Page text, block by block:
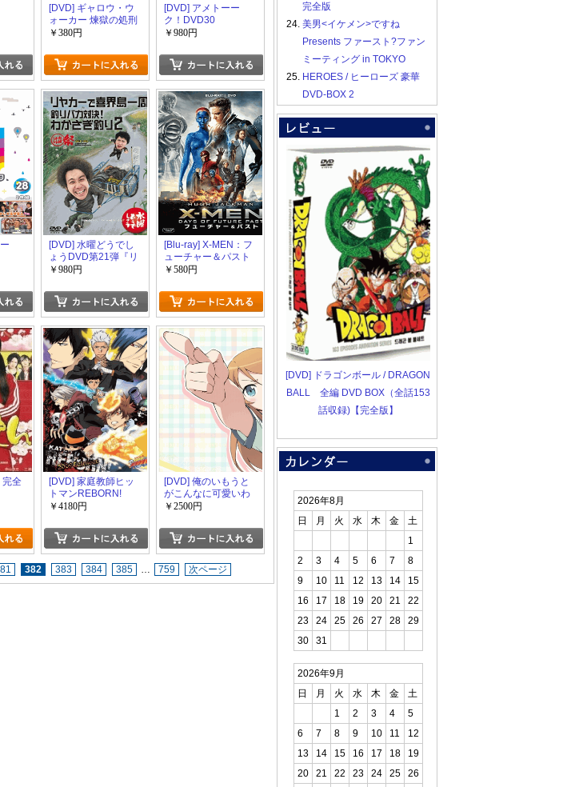
[DVD] ギャロウ・ウ
ォーカー 煉獄の処刑
人
￥380円
[DVD] アメトーー
ク！DVD30
￥980円
[DVD] 水曜どうでし
ょうDVD第21弾『リ
ヤカーで喜界島一周
かさぎ釣り2／水曜ど
うでしょう祭
UNITE2013』
￥980円
[Blu-ray] X-MEN：フ
ューチャー＆パスト
￥580円
完全
[DVD] 家庭教師ヒッ
トマンREBORN!
DVD-BOX
￥4180円
[DVD] 俺のいもうと
がこんなに可愛いわ
けがない 1 2
￥2500円
382 383 384 385 … 759 次ページ
完全版
24. 美男<イケメン>ですね
Presents ファースト?ファン
ミーティング in TOKYO
25. HEROES / ヒーローズ 豪華
DVD-BOX 2
[DVD] ドラゴンボール / DRAGON
BALL 全編 DVD BOX（全話153
話収録)【完全版】
2026年8月
日
月 火 水 木 金
土
1
2
3 4 5 6 7
8
9
10 11 12 13 14
15
16
17 18 19 20 21
22
23
24 25 26 27 28
29
30
31
2026年9月
日
月 火 水 木 金
土
1
2 3 4
5
6
7 8 9 10 11
12
13
14 15 16 17 18
19
20
21 22 23 24 25 26